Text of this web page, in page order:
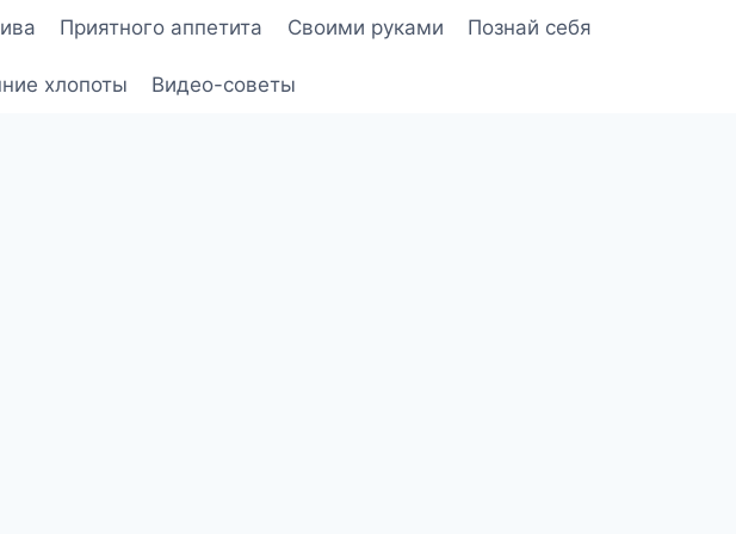
Приятного аппетита Своими руками Познай себя
хлопоты Видео-советы